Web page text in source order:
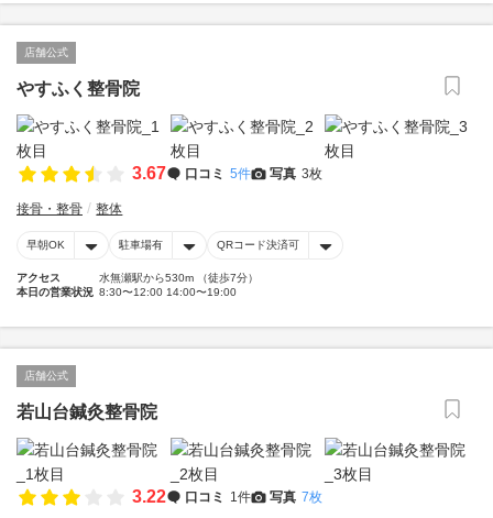
店舗公式
やすふく整骨院
3.67 口コミ 5件 写真 3枚
接骨・整骨 整体
早朝OK 駐車場有 QRコード決済可
アクセス
水無瀬駅から530m （徒歩7分）
本日の営業状況 8:30〜12:00 14:00〜19:00
店舗公式
若山台鍼灸整骨院
3.22 口コミ 1件 写真 7枚